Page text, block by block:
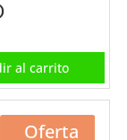
al carrito
25% off
Oferta